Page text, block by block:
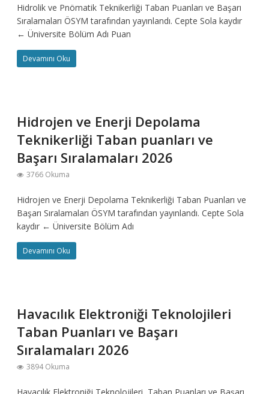
Hidrolik ve Pnömatik Teknikerliği Taban Puanları ve Başarı
Sıralamaları ÖSYM tarafından yayınlandı. Cepte Sola kaydır
← Üniversite Bölüm Adı Puan
Devamını Oku
Hidrojen ve Enerji Depolama
Teknikerliği Taban puanları ve
Başarı Sıralamaları 2026
3766 Okuma
Hidrojen ve Enerji Depolama Teknikerliği Taban Puanları ve
Başarı Sıralamaları ÖSYM tarafından yayınlandı. Cepte Sola
kaydır ← Üniversite Bölüm Adı
Devamını Oku
Havacılık Elektroniği Teknolojileri
Taban Puanları ve Başarı
Sıralamaları 2026
3894 Okuma